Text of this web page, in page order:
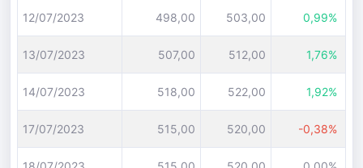
12/07/2023 498,00 503,00 0,99%
13/07/2023 507,00 512,00 1,76%
14/07/2023 518,00 522,00 1,92%
17/07/2023 515,00 520,00 -0,38%